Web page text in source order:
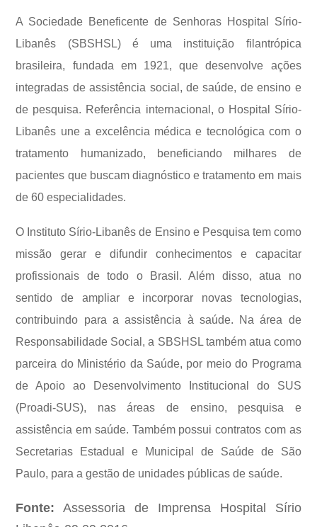
A Sociedade Beneficente de Senhoras Hospital Sírio-
Libanês (SBSHSL) é uma instituição filantrópica
brasileira, fundada em 1921, que desenvolve ações
integradas de assistência social, de saúde, de ensino e
de pesquisa. Referência internacional, o Hospital Sírio-
Libanês une a excelência médica e tecnológica com o
tratamento humanizado, beneficiando milhares de
pacientes que buscam diagnóstico e tratamento em mais
de 60 especialidades.
O Instituto Sírio-Libanês de Ensino e Pesquisa tem como
missão gerar e difundir conhecimentos e capacitar
profissionais de todo o Brasil. Além disso, atua no
sentido de ampliar e incorporar novas tecnologias,
contribuindo para a assistência à saúde. Na área de
Responsabilidade Social, a SBSHSL também atua como
parceira do Ministério da Saúde, por meio do Programa
de Apoio ao Desenvolvimento Institucional do SUS
(Proadi-SUS), nas áreas de ensino, pesquisa e
assistência em saúde. Também possui contratos com as
Secretarias Estadual e Municipal de Saúde de São
Paulo, para a gestão de unidades públicas de saúde.
Fonte: Assessoria de Imprensa Hospital Sírio